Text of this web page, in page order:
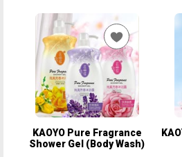
KAOYO Pure Fragrance
Shower Gel (Body Wash)